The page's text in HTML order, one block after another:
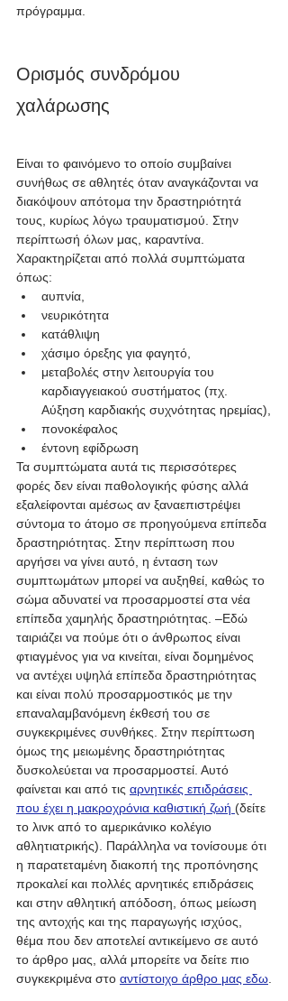
πρόγραμμα.
Ορισμός συνδρόμου
χαλάρωσης
Είναι το φαινόμενο το οποίο συμβαίνει
συνήθως σε αθλητές όταν αναγκάζονται να
διακόψουν απότομα την δραστηριότητά
τους, κυρίως λόγω τραυματισμού. Στην
περίπτωσή όλων μας, καραντίνα.
Χαρακτηρίζεται από πολλά συμπτώματα
όπως:
αυπνία,
νευρικότητα
κατάθλιψη
χάσιμο όρεξης για φαγητό,
μεταβολές στην λειτουργία του
καρδιαγγειακού συστήματος (πχ.
Αύξηση καρδιακής συχνότητας ηρεμίας),
πονοκέφαλος
έντονη εφίδρωση
Τα συμπτώματα αυτά τις περισσότερες
φορές δεν είναι παθολογικής φύσης αλλά
εξαλείφονται αμέσως αν ξαναεπιστρέψει
σύντομα το άτομο σε προηγούμενα επίπεδα
δραστηριότητας. Στην περίπτωση που
αργήσει να γίνει αυτό, η ένταση των
συμπτωμάτων μπορεί να αυξηθεί, καθώς το
σώμα αδυνατεί να προσαρμοστεί στα νέα
επίπεδα χαμηλής δραστηριότητας. –Εδώ
ταιριάζει να πούμε ότι ο άνθρωπος είναι
φτιαγμένος για να κινείται, είναι δομημένος
να αντέχει υψηλά επίπεδα δραστηριότητας
και είναι πολύ προσαρμοστικός με την
επαναλαμβανόμενη έκθεσή του σε
συγκεκριμένες συνθήκες. Στην περίπτωση
όμως της μειωμένης δραστηριότητας
δυσκολεύεται να προσαρμοστεί. Αυτό
φαίνεται και από τις αρνητικές επιδράσεις
που έχει η μακροχρόνια καθιστική ζωή (δείτε
το λινκ από το αμερικάνικο κολέγιο
αθλητιατρικής). Παράλληλα να τονίσουμε ότι
η παρατεταμένη διακοπή της προπόνησης
προκαλεί και πολλές αρνητικές επιδράσεις
και στην αθλητική απόδοση, όπως μείωση
της αντοχής και της παραγωγής ισχύος,
θέμα που δεν αποτελεί αντικείμενο σε αυτό
το άρθρο μας, αλλά μπορείτε να δείτε πιο
συγκεκριμένα στο αντίστοιχο άρθρο μας εδω.